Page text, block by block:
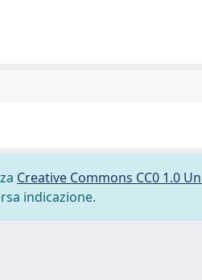
Creative Commons CC0 1.0
indicazione.